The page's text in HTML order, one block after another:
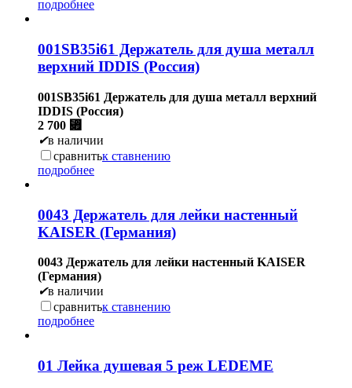
подробнее
001SB35i61 Держатель для душа металл
верхний IDDIS (Россия)
001SB35i61 Держатель для душа металл верхний
IDDIS (Россия)
2 700 ⃏
✔в наличии
сравнитьк ставнению
подробнее
0043 Держатель для лейки настенный
KAISER (Германия)
0043 Держатель для лейки настенный KAISER
(Германия)
✔в наличии
сравнитьк ставнению
подробнее
01 Лейка душевая 5 реж LEDEME